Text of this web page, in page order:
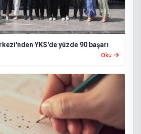
YKS'de yüzde 90 başarı
Oku